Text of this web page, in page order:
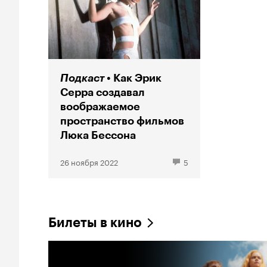
Подкаст
Как Эрик
Серра создавал
воображаемое
пространство фильмов
Люка Бессона
26 ноября 2022 5
Билеты в кино